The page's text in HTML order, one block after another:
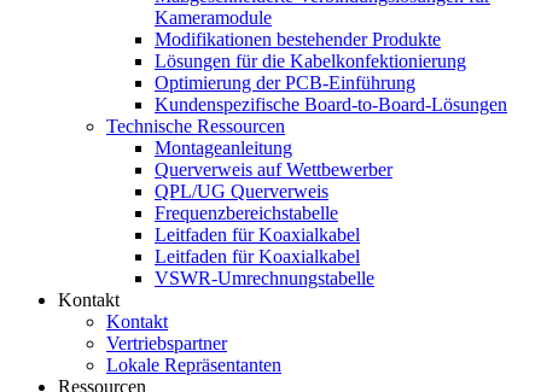
Kameramodule
Modifikationen bestehender Produkte
Lösungen für die Kabelkonfektionierung
Optimierung der PCB-Einführung
Kundenspezifische Board-to-Board-Lösungen
Technische Ressourcen
Montageanleitung
Querverweis auf Wettbewerber
QPL/UG Querverweis
Frequenzbereichstabelle
Leitfaden für Koaxialkabel
Leitfaden für Koaxialkabel
VSWR-Umrechnungstabelle
Kontakt
Kontakt
Vertriebspartner
Lokale Repräsentanten
Ressourcen